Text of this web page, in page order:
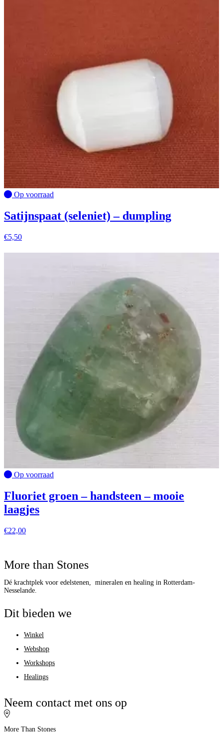
Op voorraad
Satijnspaat (seleniet) – dumpling
€5,50
Op voorraad
Fluoriet groen – handsteen – mooie
laagjes
€22,00
More than Stones
Dé krachtplek voor edelstenen, mineralen en healing in Rotterdam-
Nesselande.
Dit bieden we
Winkel
Webshop
Workshops
Healings
Neem contact met ons op
More Than Stones